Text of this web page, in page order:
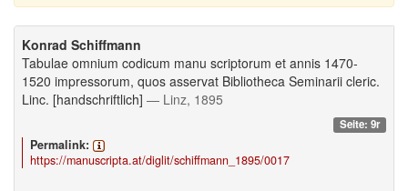
Konrad Schiffmann
Tabulae omnium codicum manu scriptorum et annis 1470-
1520 impressorum, quos asservat Bibliotheca Seminarii cleric.
Linc. [handschriftlich] — Linz, 1895
Seite: 9r
Permalink:
https://manuscripta.at/diglit/schiffmann_1895/0017